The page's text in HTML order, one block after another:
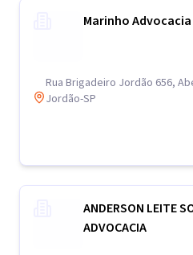
Marinho
Rua Brigadeiro Jordão 656,
Jordão-SP
ANDERSON LEITE
ADVOCACIA